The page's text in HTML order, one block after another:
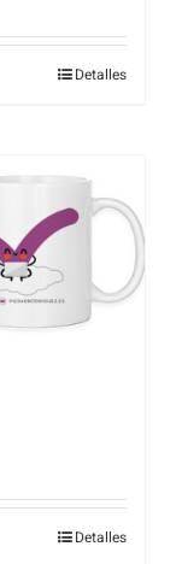
Detalles
Detalles